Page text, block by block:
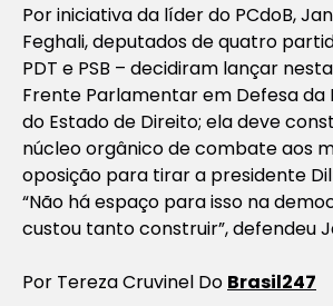
Por iniciativa da líder do PCdoB,
Feghali, deputados de quatro
PDT e PSB – decidiram lançar
Frente Parlamentar em Defesa da
do Estado de Direito; ela deve
núcleo orgânico de combate aos
oposição para tirar a presidente
“Não há espaço para isso na
custou tanto construir”, defendeu
Por Tereza Cruvinel Do Brasil247